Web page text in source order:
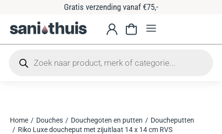
Gratis verzending vanaf €75,-
Je bent hier:
Home Douches Douchegoten en putten
Doucheputten
Riko Luxe doucheput met zijuitlaat 14 x 14 cm RVS